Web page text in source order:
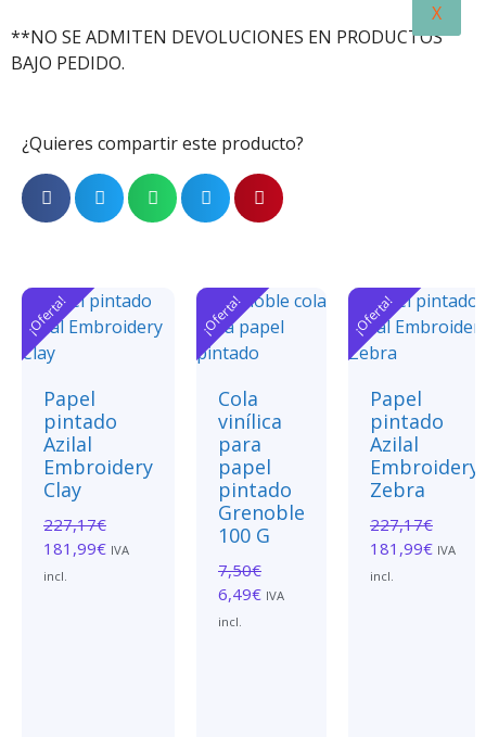
X
**NO SE ADMITEN DEVOLUCIONES EN PRODUCTOS
BAJO PEDIDO.
¿Quieres compartir este producto?
¡Oferta!
Papel
pintado
Azilal
Embroidery
Clay
227,17€
181,99€ IVA
incl.
¡Oferta!
Cola
vinílica
para
papel
pintado
Grenoble
100 G
7,50€
6,49€ IVA
incl.
¡Oferta!
Papel
pintado
Azilal
Embroidery
Zebra
227,17€
181,99€ IVA
incl.